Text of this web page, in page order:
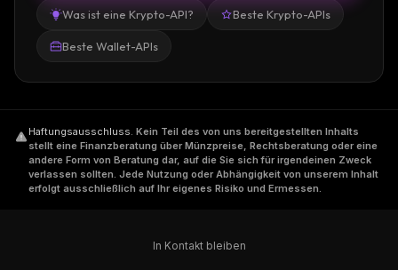
Was ist eine Krypto-API? Beste Krypto-APIs
Beste Wallet-APIs
Haftungsausschluss. Kein Teil des von uns bereitgestellten Inhalts
stellt eine Finanzberatung über Münzpreise, Rechtsberatung oder eine
andere Form von Beratung dar, auf die Sie sich für irgendeinen Zweck
verlassen sollten. Jede Nutzung oder Abhängigkeit von unserem Inhalt
erfolgt ausschließlich auf Ihr eigenes Risiko und Ermessen.
In Kontakt bleiben